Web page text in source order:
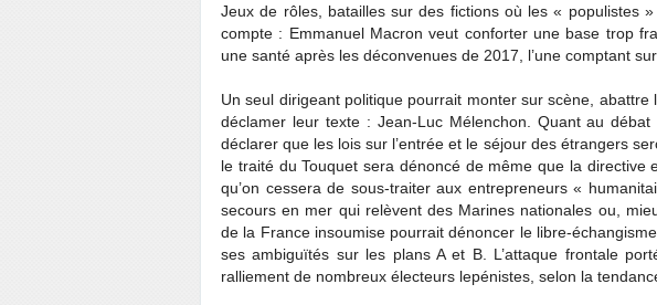
Jeux de rôles, batailles sur des fictions où les « populistes
compte : Emmanuel Macron veut conforter une base trop
une santé après les déconvenues de 2017, l’une comptant
Un seul dirigeant politique pourrait monter sur scène,
déclamer leur texte : Jean-Luc Mélenchon. Quant au débat
déclarer que les lois sur l’entrée et le séjour des étrangers
le traité du Touquet sera dénoncé de même que la directive
qu’on cessera de sous-traiter aux entrepreneurs «
secours en mer qui relèvent des Marines nationales ou,
de la France insoumise pourrait dénoncer le libre-
ses ambiguïtés sur les plans A et B. L’attaque frontale
ralliement de nombreux électeurs lepénistes, selon la